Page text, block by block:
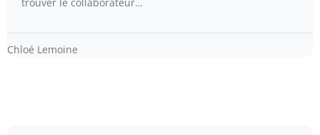
Chloé Lemoine